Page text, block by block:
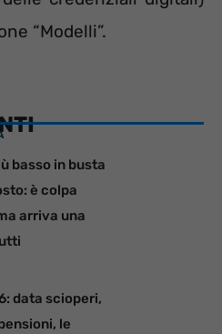
“Modelli”.
basso in busta
è colpa
arriva una
data scioperi,
le